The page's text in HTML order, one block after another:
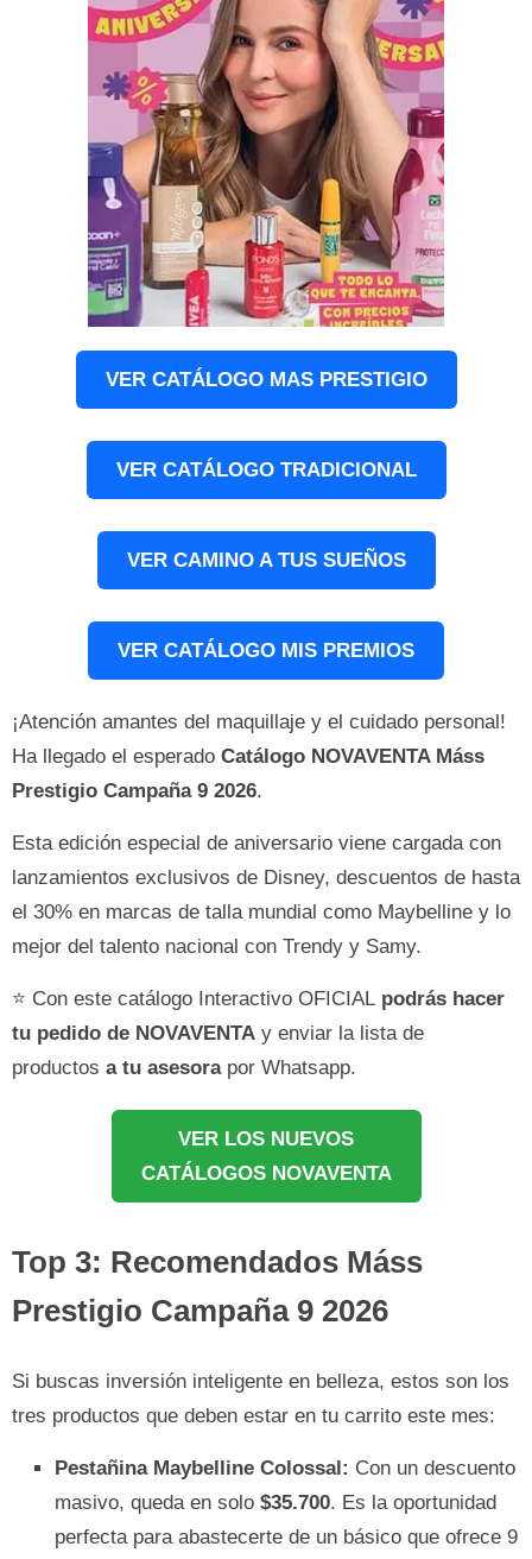
VER CATÁLOGO MAS PRESTIGIO
VER CATÁLOGO TRADICIONAL
VER CAMINO A TUS SUEÑOS
VER CATÁLOGO MIS PREMIOS
¡Atención amantes del maquillaje y el cuidado personal!
Ha llegado el esperado Catálogo NOVAVENTA Máss
Prestigio Campaña 9 2026.
Esta edición especial de aniversario viene cargada con
lanzamientos exclusivos de Disney, descuentos de hasta
el 30% en marcas de talla mundial como Maybelline y lo
mejor del talento nacional con Trendy y Samy.
⭐ Con este catálogo Interactivo OFICIAL podrás hacer
tu pedido de NOVAVENTA y enviar la lista de
productos a tu asesora por Whatsapp.
VER LOS NUEVOS
CATÁLOGOS NOVAVENTA
Top 3: Recomendados Máss
Prestigio Campaña 9 2026
Si buscas inversión inteligente en belleza, estos son los
tres productos que deben estar en tu carrito este mes:
Pestañina Maybelline Colossal: Con un descuento
masivo, queda en solo $35.700. Es la oportunidad
perfecta para abastecerte de un básico que ofrece 9